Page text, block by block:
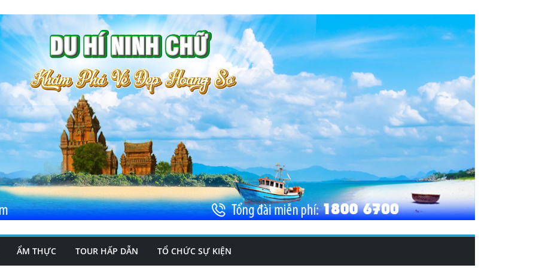
ẨM THỰC TOUR HẤP DẪN TỔ CHỨC SỰ KIỆN